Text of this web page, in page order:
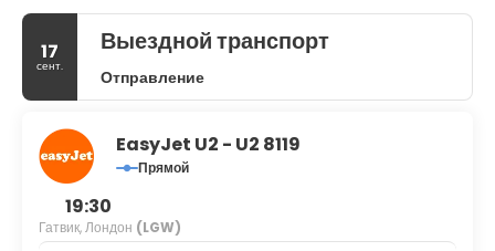
17
сент.
Выездной транспорт
Отправление
EasyJet U2 - U2 8119
Прямой
19:30
Гатвик, Лондон (LGW)